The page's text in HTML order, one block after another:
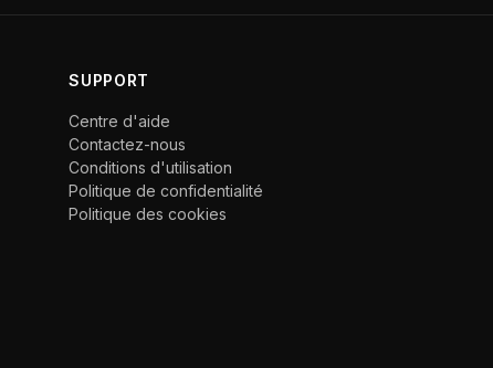
SUPPORT
Centre d'aide
Contactez-nous
Conditions d'utilisation
Politique de confidentialité
Politique des cookies